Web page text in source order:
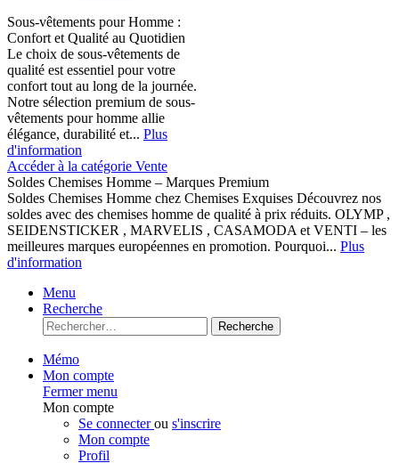
Sous-vêtements pour Homme :
Confort et Qualité au Quotidien
Le choix de sous-vêtements de
qualité est essentiel pour votre
confort tout au long de la journée.
Notre sélection premium de sous-
vêtements pour homme allie
élégance, durabilité et... Plus
d'information
Accéder à la catégorie Vente
Soldes Chemises Homme – Marques Premium
Soldes Chemises Homme chez Chemises Exquises Découvrez nos
soldes avec des chemises homme de qualité à prix réduits. OLYMP ,
SEIDENSTICKER , MARVELIS , CASAMODA et VENTI – les
meilleures marques européennes en promotion. Pourquoi... Plus
d'information
Menu
Recherche
Recherche
Mémo
Mon compte
Fermer menu
Mon compte
Se connecterou s'inscrire
Mon compte
Profil